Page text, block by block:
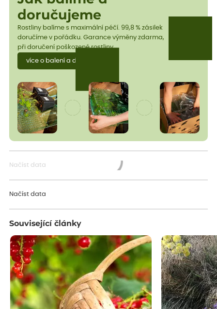
doručujeme
Rostliny balíme s maximální péčí. 99,8 % zásilek
doručíme v pořádku. Garance výměny zdarma,
při doručení poškozené rostliny.
více o balení a dopravě
Načíst data
Načíst data
Související články